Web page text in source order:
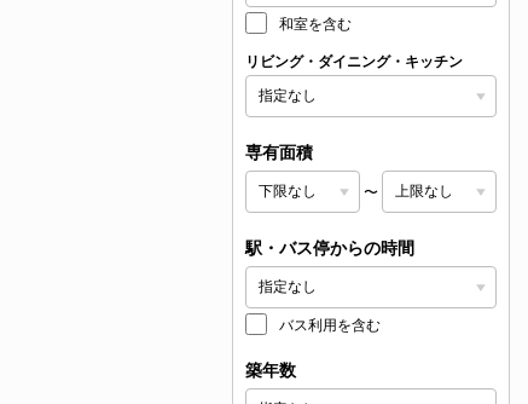
和室を含む
リビング・ダイニング・キッチン
専有面積
〜
駅・バス停からの時間
バス利用を含む
築年数